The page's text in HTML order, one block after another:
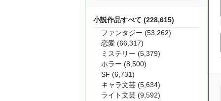
小説作品すべて (228,615)
ファンタジー (53,262)
恋愛 (66,317)
ミステリー (5,379)
ホラー (8,500)
SF (6,731)
キャラ文芸 (5,634)
ライト文芸 (9,592)